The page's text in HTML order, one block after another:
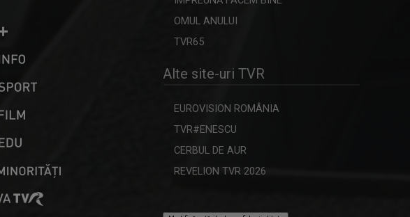
OMUL ANULUI
TVR65
Alte site-uri TVR
EUROVISION ROMÂNIA
TVR#ENESCU
CERBUL DE AUR
REVELION TVR 2026